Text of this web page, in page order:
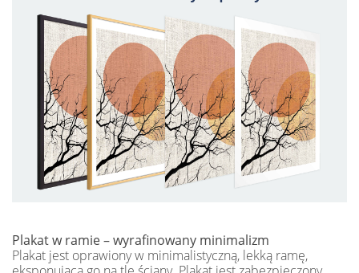
Plakat w ramie – wyrafinowany minimalizm
Plakat jest oprawiony w minimalistyczną, lekką ramę,